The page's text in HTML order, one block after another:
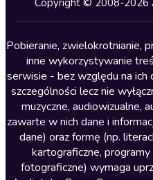
Lektury szkolne
Literatura anglojęzyczna
Literatura faktu
Literatura obyczajowa
Literatura piękna obca
Literatura piękna polska
Nagrania relaksacyjne
Copyright © 2008-2026
Pobieranie, zwielokrotnianie,
inne wykorzystywanie
serwisie - bez względu na ich
szczególności lecz nie
muzyczne, audiowizualne,
zawarte w nich dane i
dane) oraz formę (np.
kartograficzne,
fotograficzne) wymaga